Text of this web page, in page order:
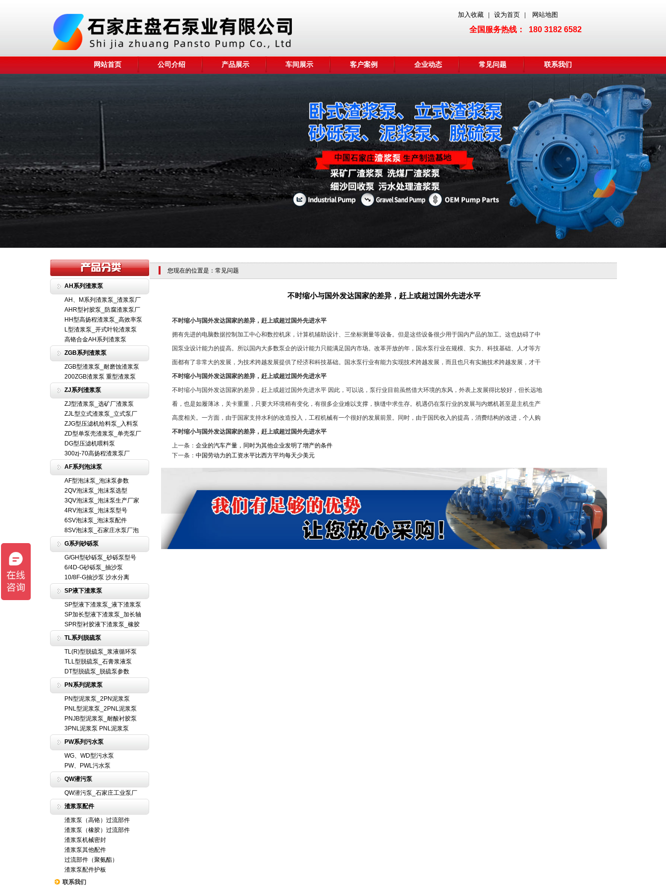
加入收藏 设为首页 网站地图
全国服务热线： 180 3182 6582
网站首页 公司介绍 产品展示 车间展示 客户案例 企业动态 常见问题 联系我们
AH系列渣浆泵
AH、M系列渣浆泵_渣浆泵厂
AHR型衬胶泵_防腐渣浆泵厂
HH型高扬程渣浆泵_高效率泵
L型渣浆泵_开式叶轮渣浆泵
高铬合金AH系列渣浆泵
ZGB系列渣浆泵
ZGB型渣浆泵_耐磨蚀渣浆泵
200ZGB渣浆泵 重型渣浆泵
ZJ系列渣浆泵
ZJ型渣浆泵_选矿厂渣浆泵
ZJL型立式渣浆泵_立式泵厂
ZJG型压滤机给料泵_入料泵
ZD型单泵壳渣浆泵_单壳泵厂
DG型压滤机喂料泵
300zj-70高扬程渣浆泵厂
AF系列泡沫泵
AF型泡沫泵_泡沫泵参数
2QV泡沫泵_泡沫泵选型
3QV泡沫泵_泡沫泵生产厂家
4RV泡沫泵_泡沫泵型号
6SV泡沫泵_泡沫泵配件
8SV泡沫泵_石家庄水泵厂泡
G系列砂砾泵
G/GH型砂砾泵_砂砾泵型号
6/4D-G砂砾泵_抽沙泵
10/8F-G抽沙泵 沙水分离
SP液下渣浆泵
SP型液下渣浆泵_液下渣浆泵
SP加长型液下渣浆泵_加长轴
SPR型衬胶液下渣浆泵_橡胶
TL系列脱硫泵
TL(R)型脱硫泵_浆液循环泵
TLL型脱硫泵_石膏浆液泵
DT型脱硫泵_脱硫泵参数
PN系列泥浆泵
PN型泥浆泵_2PN泥浆泵
PNL型泥浆泵_2PNL泥浆泵
PNJB型泥浆泵_耐酸衬胶泵
3PNL泥浆泵 PNL泥浆泵
PW系列污水泵
WG、WD型污水泵
PW、PWL污水泵
QW潜污泵
QW潜污泵_石家庄工业泵厂
渣浆泵配件
渣浆泵（高铬）过流部件
渣浆泵（橡胶）过流部件
渣浆泵机械密封
渣浆泵其他配件
过流部件（聚氨酯）
渣浆泵配件护板
联系我们
您现在的位置是：常见问题
不时缩小与国外发达国家的差异，赶上或超过国外先进水平
不时缩小与国外发达国家的差异，赶上或超过国外先进水平
拥有先进的电脑数据控制加工中心和数控机床，计算机辅助设计、三坐标测量等设备。但是这些设备很少用于国内产品的加工。这也妨碍了中
国泵业设计能力的提高。所以国内大多数泵企的设计能力只能满足国内市场。改革开放的年，国水泵行业在规模、实力、科技基础、人才等方
面都有了非常大的发展，为技术跨越发展提供了经济和科技基础。国水泵行业有能力实现技术跨越发展，而且也只有实施技术跨越发展，才干
不时缩小与国外发达国家的差异，赶上或超过国外先进水平
不时缩小与国外发达国家的差异，赶上或超过国外先进水平 因此，可以说，泵行业目前虽然借大环境的东风，外表上发展得比较好，但长远地
看，也是如履薄冰，关卡重重，只要大环境稍有变化，有很多企业难以支撑，狭缝中求生存。机遇仍在泵行业的发展与内燃机甚至是主机生产
高度相关。一方面，由于国家支持水利的改造投入，工程机械有一个很好的发展前景。同时，由于国民收入的提高，消费结构的改进，个人购
不时缩小与国外发达国家的差异，赶上或超过国外先进水平
上一条： 企业的汽车产量，同时为其他企业发明了增产的条件
下一条： 中国劳动力的工资水平比西方平均每天少美元